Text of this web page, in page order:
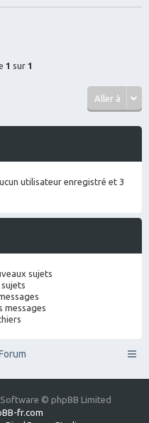
1 sur 1
Aller à
utilisateur enregistré et 3
sujets
messages
© phpBB Limited
fr.com